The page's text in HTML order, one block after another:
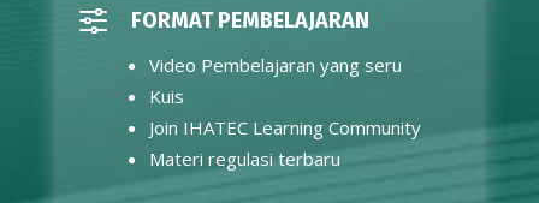
f FORMAT PEMBELAJARAN
Video Pembelajaran yang seru
Kuis
Join IHATEC Learning Community
Materi regulasi terbaru